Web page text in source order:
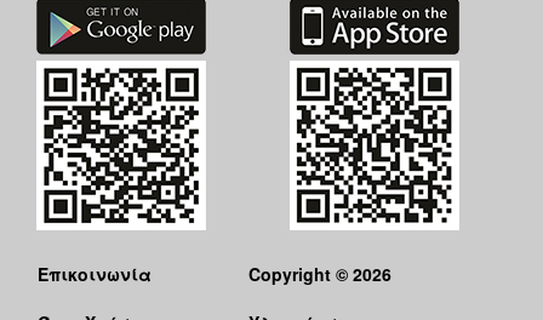
Επικοινωνία
Copyright © 2026